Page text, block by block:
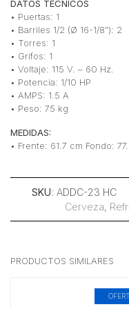
DATOS TÉCNICOS
• Puertas: 1
• Barriles 1/2 (Ø 16-1/8”): 2
• Torres: 1
• Grifos: 1
• Voltaje: 115 V. – 60 Hz.
• Potencia: 1/10 HP
• AMPS: 1.5 A
• Peso: 75 kg
MEDIDAS:
• Frente: 61.7 cm Fondo:
SKU: ADDC-23 HC
Cerveza,
PRODUCTOS SIMILARES